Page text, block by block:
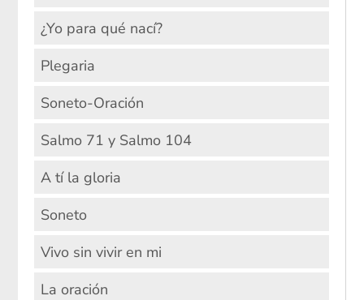
¿Yo para qué nací?
Plegaria
Soneto-Oración
Salmo 71 y Salmo 104
A tí la gloria
Soneto
Vivo sin vivir en mi
La oración